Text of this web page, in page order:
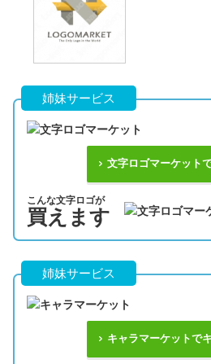
姉妹サービス
文字ロゴマーケット
こんな文字ロゴが
買えます
姉妹サービス
キャラマーケットで